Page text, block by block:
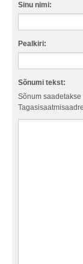
Sinu nimi:
Pealkiri:
Sõnumi tekst:
Sõnum